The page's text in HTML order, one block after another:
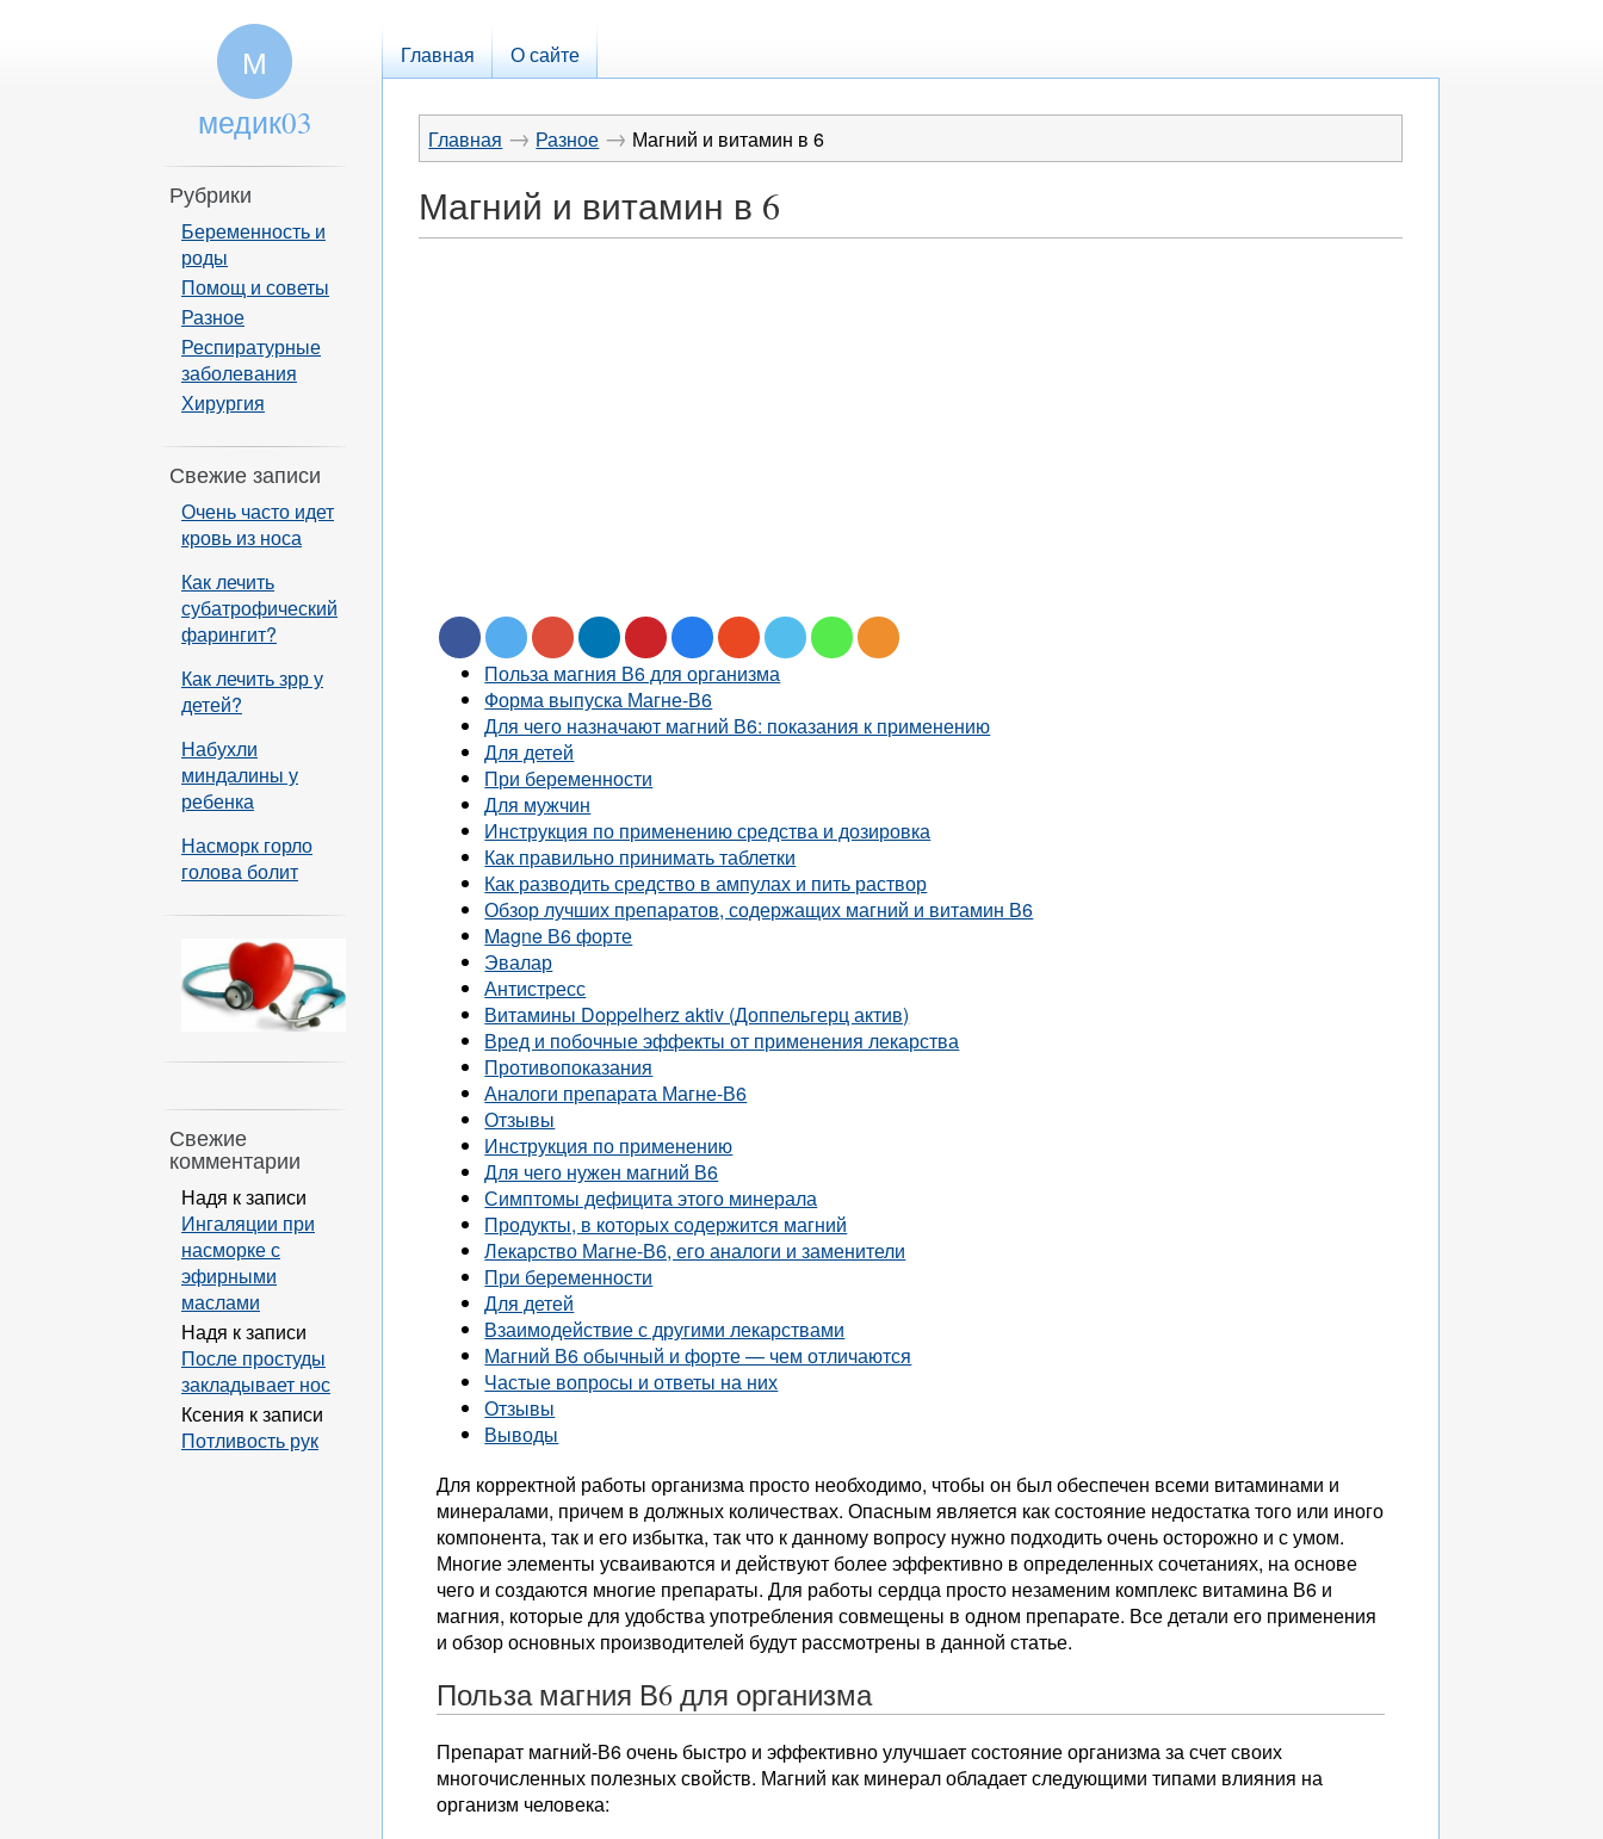
Главная О сайте
Главная → Разное → Магний и витамин в 6
Магний и витамин в 6
Польза магния В6 для организма
Форма выпуска Магне-В6
Для чего назначают магний В6: показания к применению
Для детей
При беременности
Для мужчин
Инструкция по применению средства и дозировка
Как правильно принимать таблетки
Как разводить средство в ампулах и пить раствор
Обзор лучших препаратов, содержащих магний и витамин В6
Magne В6 форте
Эвалар
Антистресс
Витамины Doppelherz aktiv (Доппельгерц актив)
Вред и побочные эффекты от применения лекарства
Противопоказания
Аналоги препарата Магне-В6
Отзывы
Инструкция по применению
Для чего нужен магний В6
Симптомы дефицита этого минерала
Продукты, в которых содержится магний
Лекарство Магне-В6, его аналоги и заменители
При беременности
Для детей
Взаимодействие с другими лекарствами
Магний В6 обычный и форте — чем отличаются
Частые вопросы и ответы на них
Отзывы
Выводы
Для корректной работы организма просто необходимо, чтобы он был обеспечен всеми витаминами и
минералами, причем в должных количествах. Опасным является как состояние недостатка того или иного
компонента, так и его избытка, так что к данному вопросу нужно подходить очень осторожно и с умом.
Многие элементы усваиваются и действуют более эффективно в определенных сочетаниях, на основе
чего и создаются многие препараты. Для работы сердца просто незаменим комплекс витамина В6 и
магния, которые для удобства употребления совмещены в одном препарате. Все детали его применения
и обзор основных производителей будут рассмотрены в данной статье.
Польза магния В6 для организма
Препарат магний-В6 очень быстро и эффективно улучшает состояние организма за счет своих
многочисленных полезных свойств. Магний как минерал обладает следующими типами влияния на
организм человека:
М
медик03
Рубрики
Беременность и
роды
Помощ и советы
Разное
Респиратурные
заболевания
Хирургия
Свежие записи
Очень часто идет
кровь из носа
Как лечить
субатрофический
фарингит?
Как лечить зрр у
детей?
Набухли
миндалины у
ребенка
Насморк горло
голова болит
Свежие
комментарии
Надя к записи
Ингаляции при
насморке с
эфирными
маслами
Надя к записи
После простуды
закладывает нос
Ксения к записи
Потливость рук